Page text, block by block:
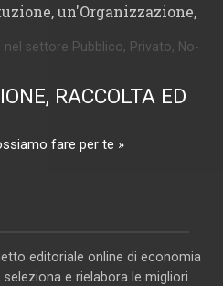
un'Organizzazione,
settore Pubblico, Privato, No-
RACCOLTA ED
fare per te »
editoriale online di economia
e rielabora le migliori